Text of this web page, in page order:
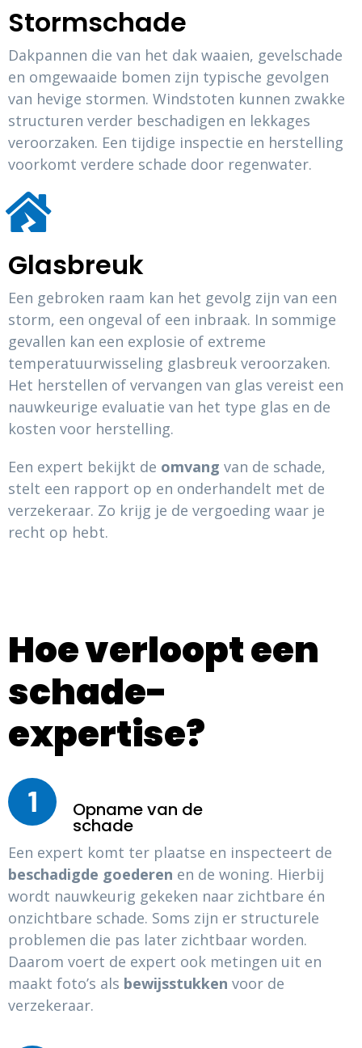
Stormschade
Dakpannen die van het dak waaien, gevelschade
en omgewaaide bomen zijn typische gevolgen
van hevige stormen. Windstoten kunnen zwakke
structuren verder beschadigen en lekkages
veroorzaken. Een tijdige inspectie en herstelling
voorkomt verdere schade door regenwater.
Glasbreuk
Een gebroken raam kan het gevolg zijn van een
storm, een ongeval of een inbraak. In sommige
gevallen kan een explosie of extreme
temperatuurwisseling glasbreuk veroorzaken.
Het herstellen of vervangen van glas vereist een
nauwkeurige evaluatie van het type glas en de
kosten voor herstelling.
Een expert bekijkt de omvang van de schade,
stelt een rapport op en onderhandelt met de
verzekeraar. Zo krijg je de vergoeding waar je
recht op hebt.
Hoe verloopt een
schade-
expertise?
1 Opname van de
schade
Een expert komt ter plaatse en inspecteert de
beschadigde goederen en de woning. Hierbij
wordt nauwkeurig gekeken naar zichtbare én
onzichtbare schade. Soms zijn er structurele
problemen die pas later zichtbaar worden.
Daarom voert de expert ook metingen uit en
maakt foto’s als bewijsstukken voor de
verzekeraar.